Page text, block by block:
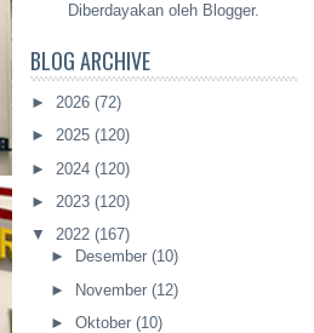
Diberdayakan oleh Blogger.
BLOG ARCHIVE
► 2026 (72)
► 2025 (120)
► 2024 (120)
► 2023 (120)
▼ 2022 (167)
►
Desember (10)
► November (12)
► Oktober (10)